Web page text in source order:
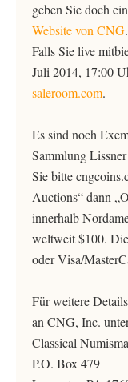
geben Sie doch
Website von CNG.
Falls Sie live
Juli 2014, 17:00
saleroom.com.
Es sind noch
Sammlung
Sie bitte
Auctions“ dann
innerhalb
weltweit $100.
oder Visa/
Für weitere
an CNG, Inc.
Classical
P.O. Box 479